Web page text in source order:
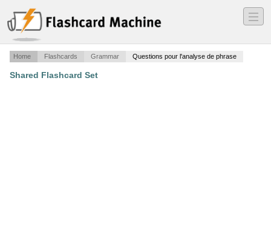
―
―
―
Home Flashcards Grammar Questions pour l'analyse de phrase
Shared Flashcard Set